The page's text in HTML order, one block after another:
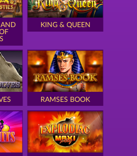
AND
KING & QUEEN
RAMSES BOOK